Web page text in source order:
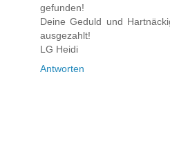
gefunden!
Deine Geduld und
ausgezahlt!
LG Heidi
Antworten